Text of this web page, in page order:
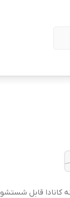
کانادا قابل شستشو